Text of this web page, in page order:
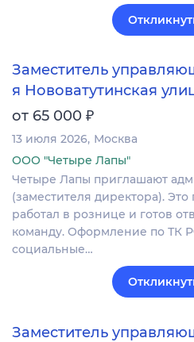
Заместитель
я Нововатутинская
от 65 000 ₽
13 июля 2026 Москва
ООО "Четыре Лапы"
Четыре Лапы приглашают
(заместителя директора).
работал в рознице и готов
команду. Оформление по ТК
социальные…
Заместитель